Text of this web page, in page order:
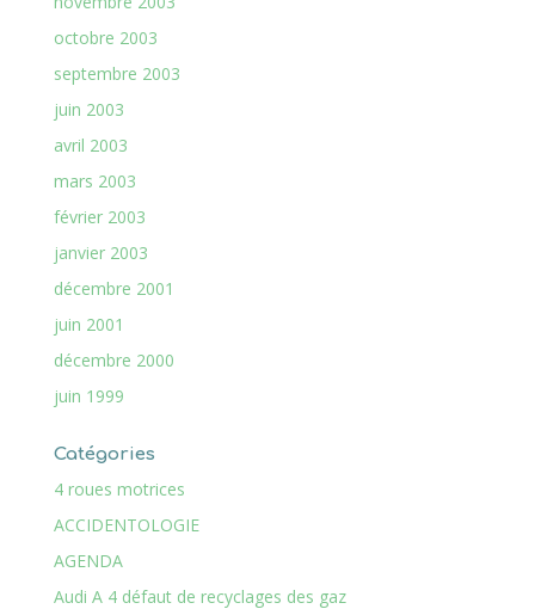
octobre 2003
septembre 2003
juin 2003
avril 2003
mars 2003
février 2003
janvier 2003
décembre 2001
juin 2001
décembre 2000
juin 1999
Catégories
4 roues motrices
ACCIDENTOLOGIE
AGENDA
Audi A 4 défaut de recyclages des gaz